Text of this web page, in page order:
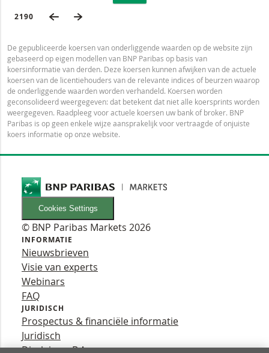
LAATSTE PAGINA
2190 VORIGE PAGINA
De gepubliceerde koersen van onderliggende waarden op de website zijn
gebaseerd op eigen modellen van BNP Paribas op basis van
koersinformatie van derden. Deze koersen kunnen afwijken van de actuele
koersen van de licentiehouders van de relevante indices of beurzen waarop
de onderliggende waarden worden verhandeld. Koersen worden
geconsolideerd weergegeven: dat betekent dat niet alle koersprints worden
weergegeven. Raadpleeg voor actuele koersen uw bank of broker. BNP
Paribas is op geen enkele wijze aansprakelijk voor vertraagde of onjuiste
koers informatie op onze website.
Cookies Settings
© BNP Paribas Markets 2026
INFORMATIE
Nieuwsbrieven
Visie van experts
Webinars
FAQ
JURIDISCH
Prospectus & financiële informatie
Juridisch
Disclaimer B.A.